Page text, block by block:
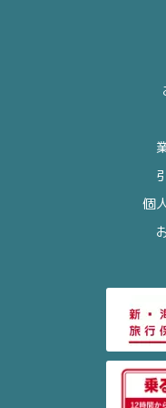
個